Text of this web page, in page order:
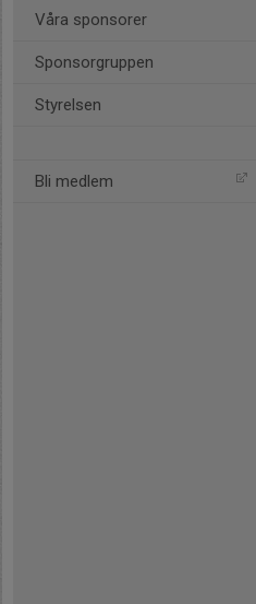
Våra sponsorer
Sponsorgruppen
Styrelsen
Bli medlem